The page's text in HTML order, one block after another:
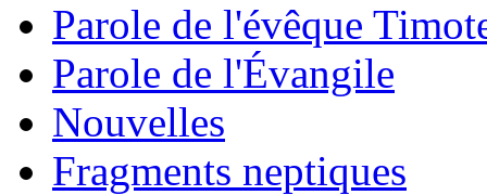
Parole de l'évêque
Parole de l'Évangile
Nouvelles
Fragments neptiques